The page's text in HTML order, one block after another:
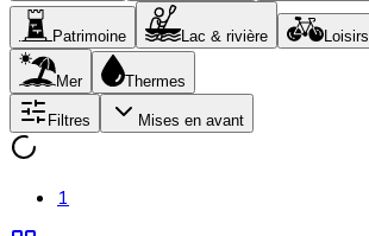
Patrimoine Lac & rivière Loisirs
Mer Thermes
Filtres Mises en avant
1